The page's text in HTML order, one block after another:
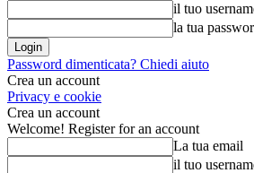
il tuo
la tua
Password dimenticata? Chiedi aiuto
Crea un account
Privacy e cookie
Crea un account
Welcome! Register for an account
La tua email
il tuo